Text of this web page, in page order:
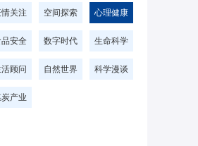
关注 空间探索 心理健康
安全 数字时代 生命科学
顾问 自然世界 科学漫谈
产业